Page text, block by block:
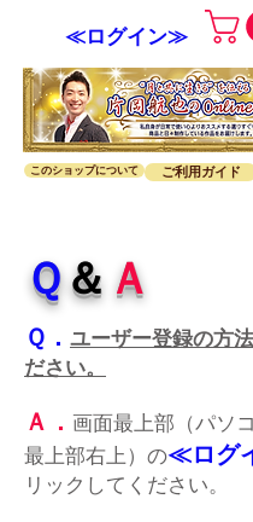
≪ログイン≫
このショップについて ご利用ガイド
Ｑ＆ Ａ
Ｑ． ユーザー登録の方
ださい。
Ａ． 画面最上部（パソ
最上部右上）の≪ログ
リックしてください。